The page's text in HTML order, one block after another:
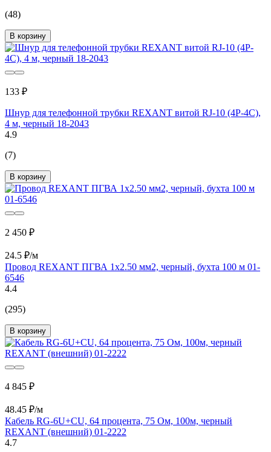
(48)
В корзину
133 ₽
Шнур для телефонной трубки REXANT витой RJ-10 (4P-4C),
4 м, черный 18-2043
4.9
(7)
В корзину
2 450 ₽
24.5 ₽/м
Провод REXANT ПГВА 1х2.50 мм2, черный, бухта 100 м 01-
6546
4.4
(295)
В корзину
4 845 ₽
48.45 ₽/м
Кабель RG-6U+CU, 64 процента, 75 Ом, 100м, черный
REXANT (внешний) 01-2222
4.7